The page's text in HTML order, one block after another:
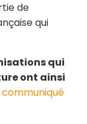
de
qui
qui
ont ainsi
communiqué